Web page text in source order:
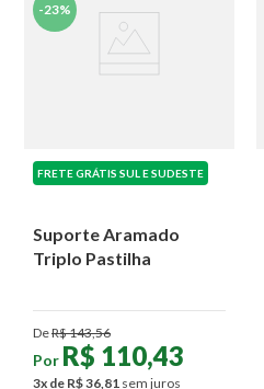
-23%
FRETE GRÁTIS SUL E SUDESTE
Suporte Aramado
Triplo Pastilha
DeR$143,56
Por R$ 110,43
3x de R$36,81 sem juros